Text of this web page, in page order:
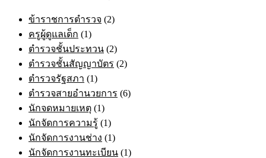
ข้าราชการตำรวจ (2)
ครูผู้ดูแลเด็ก (1)
ตำรวจชั้นประทวน (2)
ตำรวจชั้นสัญญาบัตร (2)
ตำรวจรัฐสภา (1)
ตำรวจสายอำนวยการ (6)
นักจดหมายเหตุ (1)
นักจัดการความรู้ (1)
นักจัดการงานช่าง (1)
นักจัดการงานทะเบียน (1)